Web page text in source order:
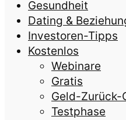
Gesundheit
Dating &
Investoren-Tipps
Kostenlos
Webinare
Gratis
Geld-Zurück-
Testphase